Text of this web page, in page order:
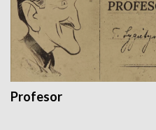
Profesor